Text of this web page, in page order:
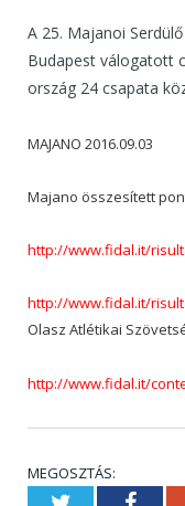
A 25. Majanoi
Budapest válogatott
ország 24 csapata
MAJANO 2016.09.03
Majano összesített
http://www.fidal.it/
http://www.fidal.it/
Olasz Atlétikai
http://www.fidal.it/
MEGOSZTÁS:
Twitter